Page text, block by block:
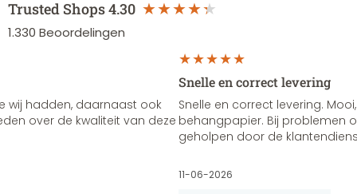
Trusted Shops4.30
1.330 Beoordelingen
wij hadden, daarnaast ook
over de kwaliteit van deze
Snelle en correct levering
Snelle en correct levering.
behangpapier. Bij problemen
geholpen door de
11-06-2026